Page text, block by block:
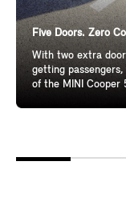
Five Doors. Zero
With two extra
getting
of the MINI Cooper